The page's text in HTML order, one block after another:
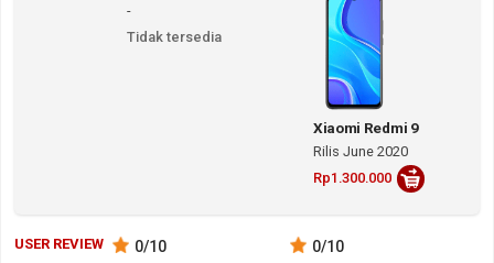
-
Tidak tersedia
Xiaomi Redmi 9
Rilis June 2020
Rp1.300.000
USER REVIEW 0/10 0/10